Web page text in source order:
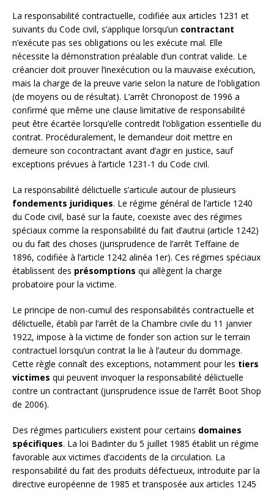
La responsabilité contractuelle, codifiée aux articles 1231 et
suivants du Code civil, s’applique lorsqu’un contractant
n’exécute pas ses obligations ou les exécute mal. Elle
nécessite la démonstration préalable d’un contrat valide. Le
créancier doit prouver l’inexécution ou la mauvaise exécution,
mais la charge de la preuve varie selon la nature de l’obligation
(de moyens ou de résultat). L’arrêt Chronopost de 1996 a
confirmé que même une clause limitative de responsabilité
peut être écartée lorsqu’elle contredit l’obligation essentielle du
contrat. Procéduralement, le demandeur doit mettre en
demeure son cocontractant avant d’agir en justice, sauf
exceptions prévues à l’article 1231-1 du Code civil.
La responsabilité délictuelle s’articule autour de plusieurs
fondements juridiques. Le régime général de l’article 1240
du Code civil, basé sur la faute, coexiste avec des régimes
spéciaux comme la responsabilité du fait d’autrui (article 1242)
ou du fait des choses (jurisprudence de l’arrêt Teffaine de
1896, codifiée à l’article 1242 alinéa 1er). Ces régimes spéciaux
établissent des présomptions qui allègent la charge
probatoire pour la victime.
Le principe de non-cumul des responsabilités contractuelle et
délictuelle, établi par l’arrêt de la Chambre civile du 11 janvier
1922, impose à la victime de fonder son action sur le terrain
contractuel lorsqu’un contrat la lie à l’auteur du dommage.
Cette règle connaît des exceptions, notamment pour les tiers
victimes qui peuvent invoquer la responsabilité délictuelle
contre un contractant (jurisprudence issue de l’arrêt Boot Shop
de 2006).
Des régimes particuliers existent pour certains domaines
spécifiques. La loi Badinter du 5 juillet 1985 établit un régime
favorable aux victimes d’accidents de la circulation. La
responsabilité du fait des produits défectueux, introduite par la
directive européenne de 1985 et transposée aux articles 1245